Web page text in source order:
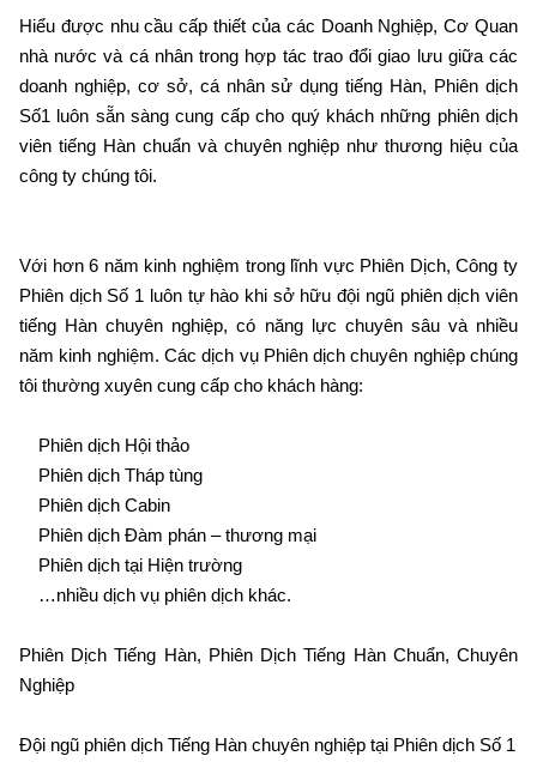
Hiểu được nhu cầu cấp thiết của các Doanh Nghiệp, Cơ Quan
nhà nước và cá nhân trong hợp tác trao đổi giao lưu giữa các
doanh nghiệp, cơ sở, cá nhân sử dụng tiếng Hàn, Phiên dịch
Số1 luôn sẵn sàng cung cấp cho quý khách những phiên dịch
viên tiếng Hàn chuẩn và chuyên nghiệp như thương hiệu của
công ty chúng tôi.
Với hơn 6 năm kinh nghiệm trong lĩnh vực Phiên Dịch, Công ty
Phiên dịch Số 1 luôn tự hào khi sở hữu đội ngũ phiên dịch viên
tiếng Hàn chuyên nghiệp, có năng lực chuyên sâu và nhiều
năm kinh nghiệm. Các dịch vụ Phiên dịch chuyên nghiệp chúng
tôi thường xuyên cung cấp cho khách hàng:
Phiên dịch Hội thảo
Phiên dịch Tháp tùng
Phiên dịch Cabin
Phiên dịch Đàm phán – thương mại
Phiên dịch tại Hiện trường
…nhiều dịch vụ phiên dịch khác.
Phiên Dịch Tiếng Hàn, Phiên Dịch Tiếng Hàn Chuẩn, Chuyên
Nghiệp
Đội ngũ phiên dịch Tiếng Hàn chuyên nghiệp tại Phiên dịch Số 1